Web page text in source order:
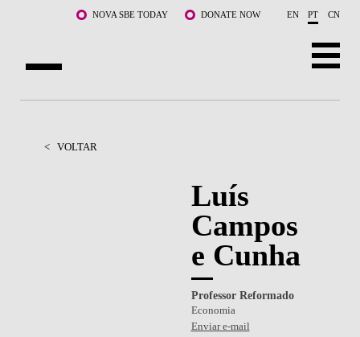
Saltar para o conteúdo principalNOVA SBE TODAY DONATE NOW EN PT CN
CURSOS
< VOLTAR
Luís
Campos
e Cunha
Professor Reformado
Economia
Enviar e-mail